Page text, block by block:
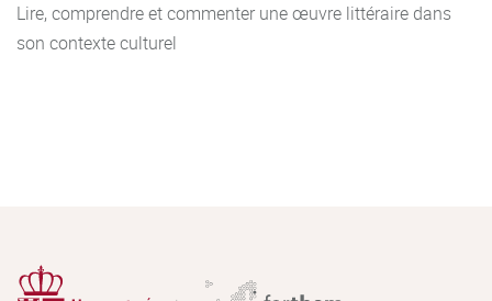
Lire, comprendre et commenter une œuvre littéraire dans
son contexte culturel